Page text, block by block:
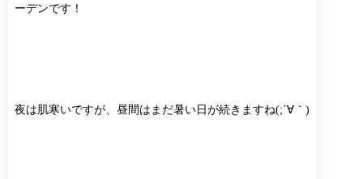
ーデンです！
夜は肌寒いですが、昼間はまだ暑い日が続きますね(;´∀｀)